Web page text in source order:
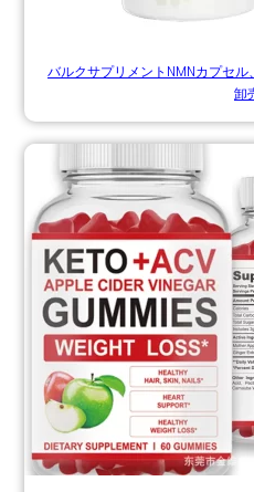
バルクサプリメントNMNカプセ
卸